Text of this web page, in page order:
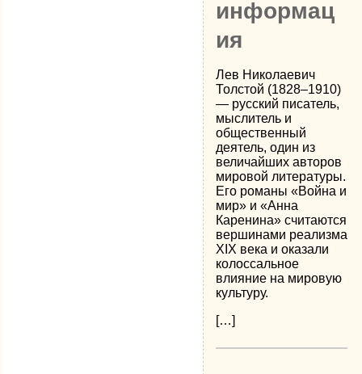
информац
ия
Лев Николаевич
Толстой (1828–1910)
— русский писатель,
мыслитель и
общественный
деятель, один из
величайших авторов
мировой литературы.
Его романы «Война и
мир» и «Анна
Каренина» считаются
вершинами реализма
XIX века и оказали
колоссальное
влияние на мировую
культуру.
[…]